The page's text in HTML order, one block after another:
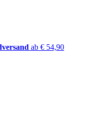
ab € 54,90